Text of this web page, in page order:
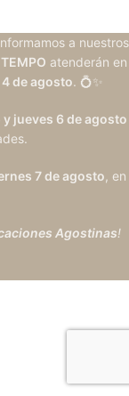
a nuestros
atenderán en
de agosto. 💍✨
jueves 6 de agosto
7 de agosto, en
Agostinas!